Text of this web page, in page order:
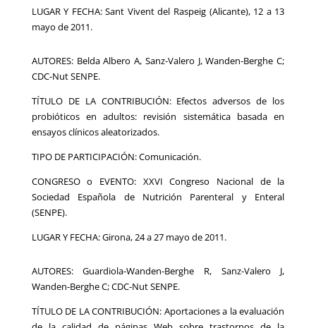
LUGAR Y FECHA: Sant Vivent del Raspeig (Alicante), 12 a 13
mayo de 2011.
AUTORES: Belda Albero A, Sanz-Valero J, Wanden-Berghe C;
CDC-Nut SENPE.
TÍTULO DE LA CONTRIBUCIÓN: Efectos adversos de los
probióticos en adultos: revisión sistemática basada en
ensayos clínicos aleatorizados.
TIPO DE PARTICIPACIÓN: Comunicación.
CONGRESO o EVENTO: XXVI Congreso Nacional de la
Sociedad Española de Nutrición Parenteral y Enteral
(SENPE).
LUGAR Y FECHA: Girona, 24 a 27 mayo de 2011.
AUTORES: Guardiola-Wanden-Berghe R, Sanz-Valero J,
Wanden-Berghe C; CDC-Nut SENPE.
TÍTULO DE LA CONTRIBUCIÓN: Aportaciones a la evaluación